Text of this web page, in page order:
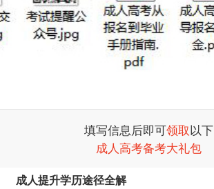
填写信息后即可领取以下
成人高考备考大礼包
成人提升学历途径全解